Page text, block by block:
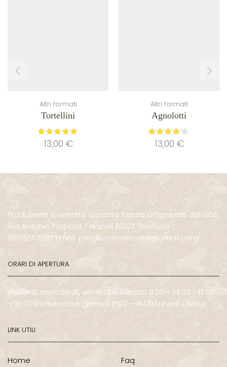
Altri formati
Tortellini
13,00 €
Altri formati
Agnolotti
13,00 €
Produzione e vendita di pasta fresca artigianale dal 1956
Via Antonio Porpora 7 Napoli 80127 Telefono :
081/5567037 Email: pastificiomatricardi@gmail.com
ORARI DI APERTURA
Martedì, mercoledì, venerdì e sabato 9:00 – 14:00 / 17:00
– 19:30 Domenica e giovedì 9:00 – 14:00 Lunedì chiuso
LINK UTILI
Home
Faq